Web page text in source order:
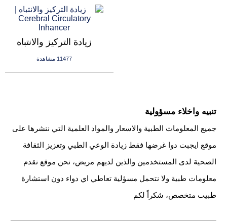
زيادة التركيز والانتباه
11477 مشاهدة
تنبيه واخلاء مسؤولية
جميع المعلومات الطبية والاسعار والمواد العلمية التي ننشرها على
موقع ايجبت دوا غرضها فقط زيادة الوعي الطبي وتعزيز الثقافة
الصحية لدى المستخدمين والذين لديهم مريض، نحن موقع نقدم
معلومات طبية ولا نتحمل مسؤلية تعاطي اي دواء دون استشارة
طبيب متخصص، شكراً لكم